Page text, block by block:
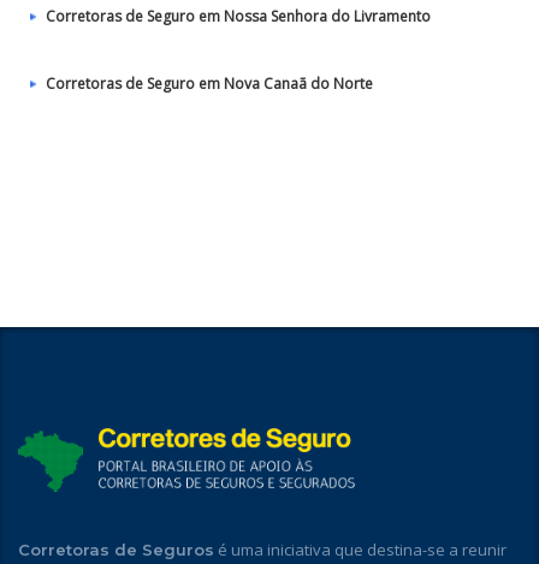
Corretoras de Seguro em Nossa Senhora do Livramento
Corretoras de Seguro em Nova Canaã do Norte
Corretoras de Seguros é uma iniciativa que destina-se a reunir